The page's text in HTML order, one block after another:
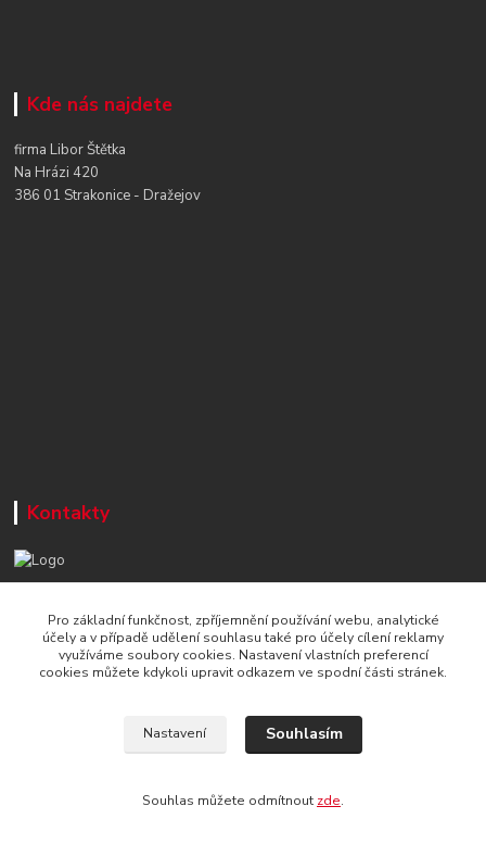
Kde nás najdete
firma Libor Štětka
Na Hrázi 420
386 01 Strakonice - Dražejov
Kontakty
Po-Čt, 8-16 hod./ Pá 8-13 hod.
info@naradi-stetka.cz
Pro základní funkčnost, zpříjemnění používání webu, analytické
účely a v případě udělení souhlasu také pro účely cílení reklamy
využíváme soubory cookies. Nastavení vlastních preferencí
cookies můžete kdykoli upravit odkazem ve spodní části stránek.
Nastavení Souhlasím
Souhlas můžete odmítnout zde.